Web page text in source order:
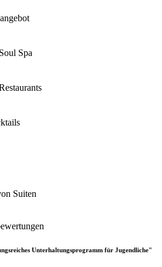
Spa
Suiten
Unterhaltungsprogramm für Jugendliche"